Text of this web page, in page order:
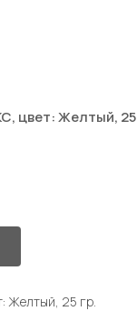
цвет: Желтый, 25
Желтый, 25 гр.